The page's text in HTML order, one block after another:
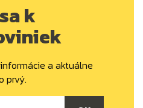
k
a aktuálne
prvý.